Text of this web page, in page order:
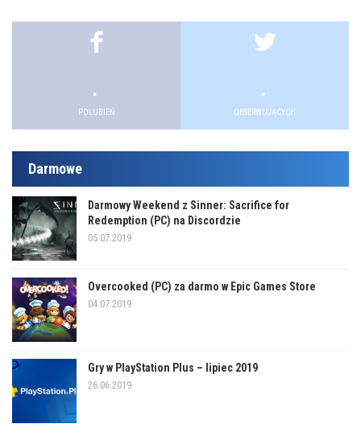
.
POLUBIEŃ
.
OBSERWUJĄCYCH
Darmowe
Darmowy Weekend z Sinner: Sacrifice for
Redemption (PC) na Discordzie
05.07.2019
Overcooked (PC) za darmo w Epic Games Store
04.07.2019
Gry w PlayStation Plus – lipiec 2019
26.06.2019